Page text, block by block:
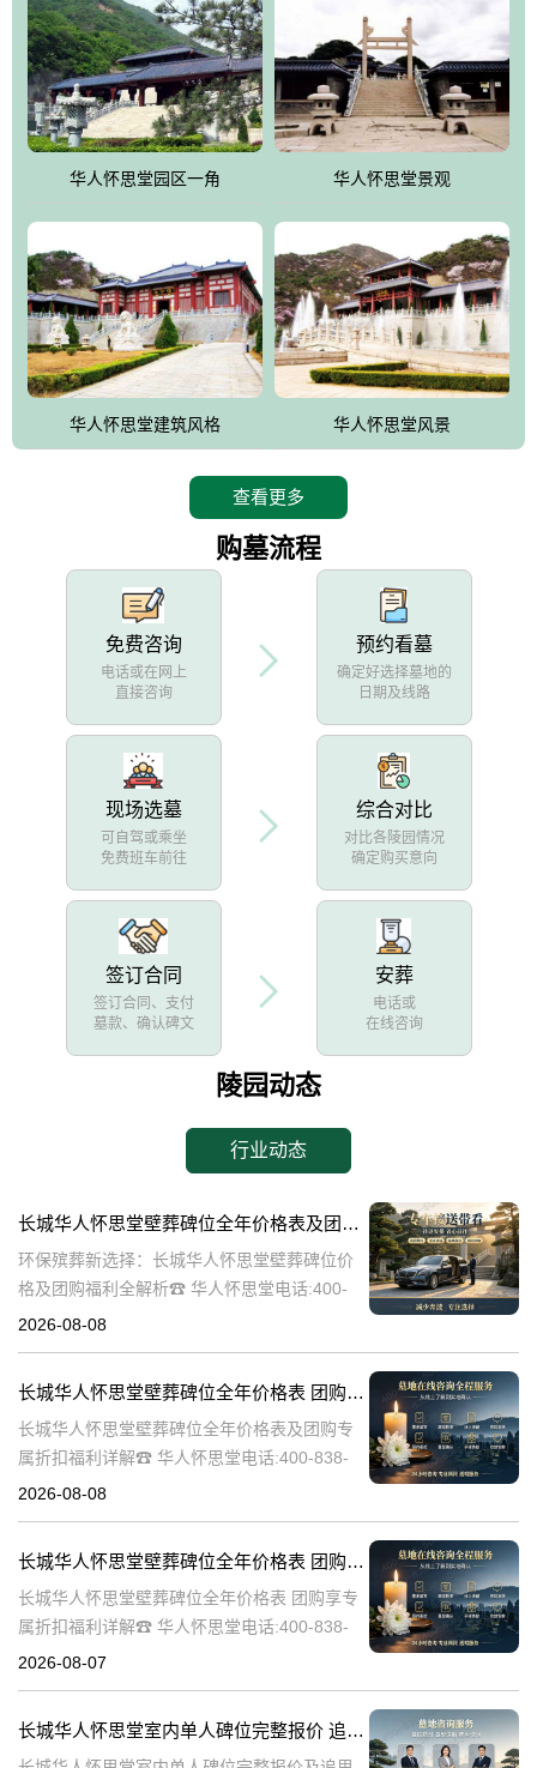
怀思堂作为豪华室内骨灰存放处，将干支纪年、五行相生相克、天
人合一、太极八卦、生辰八字及生肖等有机结合到历史文化中。一
厅七千个福位分十二小区，按十二地支命名。客户选位，可依据生
肖、八字、时辰亦可参考地理方位、职业、兴趣爱好等等。堂中是
地宫陵寝式的，入口楹联选材于著名田园诗人陶渊明"亲戚或余悲，
他人亦已歌，死后何所道，托体同山阿"中的后两句。反应了回归大
雀，后玄武"的四大吉祥物铜雕挂件。
华人怀思堂园区一角 华人怀思堂景观
华人怀思堂建筑风格 华人怀思堂风景
查看更多
购墓流程
免费咨询
电话或在网上
直接咨询
预约看墓
确定好选择墓地的
日期及线路
现场选墓
可自驾或乘坐
免费班车前往
综合对比
对比各陵园情况
确定购买意向
签订合同
签订合同、支付
墓款、确认碑文
安葬
电话或
在线咨询
陵园动态
行业动态
长城华人怀思堂壁葬碑位全年价格表及团购专属折扣福利详解
环保殡葬新选择：长城华人怀思堂壁葬碑位价
格及团购福利全解析☎ 华人怀思堂电话:400-
838-5063随着现代人对身后事的规划日益细
2026-08-08
长城华人怀思堂壁葬碑位全年价格表 团购享专属折扣福利详解
长城华人怀思堂壁葬碑位全年价格表及团购专
属折扣福利详解☎ 华人怀思堂电话:400-838-
5063随着社会的发展和人们观念的转变，越来
2026-08-08
长城华人怀思堂壁葬碑位全年价格表 团购享专属折扣福利详解
长城华人怀思堂壁葬碑位全年价格表 团购享专
属折扣福利详解☎ 华人怀思堂电话:400-838-
5063随着社会的发展和人们观念的变化，越来
2026-08-07
长城华人怀思堂室内单人碑位完整报价 追思厅使用费用减免详解